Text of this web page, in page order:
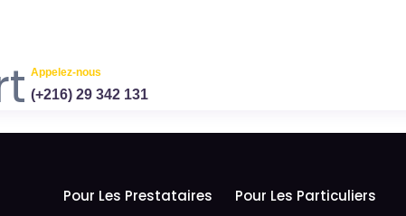
Appelez-nous
(+216) 29 342 131
Pour Les Prestataires
Pour Les Particuliers